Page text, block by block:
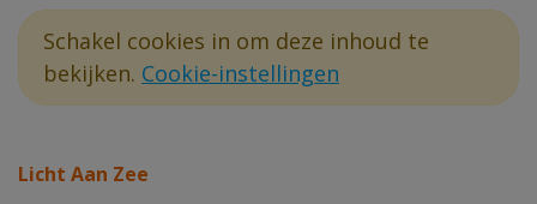
Schakel cookies in om deze inhoud te
bekijken. Cookie-instellingen
Licht Aan Zee